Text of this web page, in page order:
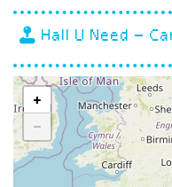
Hall U Need –
+
−